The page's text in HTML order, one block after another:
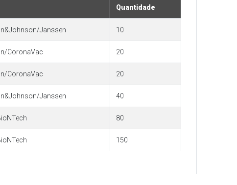
Quantidade
Janssen 10
CoronaVac 20
CoronaVac 20
Janssen 40
80
150